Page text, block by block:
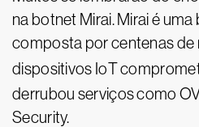
na botnet Mirai. Mirai é
composta por centenas de
dispositivos IoT
derrubou serviços como
Security.